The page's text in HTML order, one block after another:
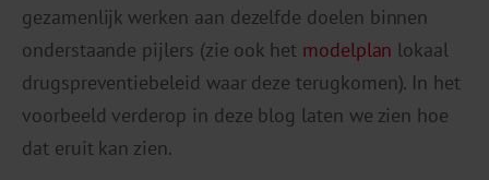
gezamenlijk werken aan dezelfde doelen binnen
onderstaande pijlers (zie ook het modelplan lokaal
drugspreventiebeleid waar deze terugkomen). In het
voorbeeld verderop in deze blog laten we zien hoe
dat eruit kan zien.